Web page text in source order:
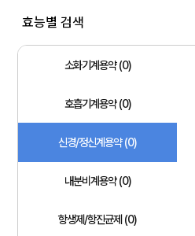
효능별 검색
소화기계용약 (0)
호흡기계용약 (0)
신경/정신계용약 (0)
내분비계용약 (0)
항생제/항진균제 (0)